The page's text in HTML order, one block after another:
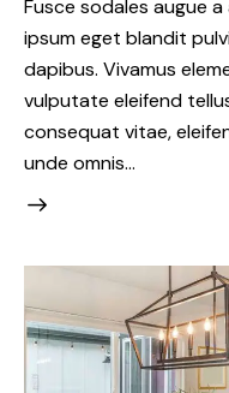
Fusce sodales augue
ipsum eget blandit
dapibus. Vivamus
vulputate eleifend
consequat vitae,
unde omnis…